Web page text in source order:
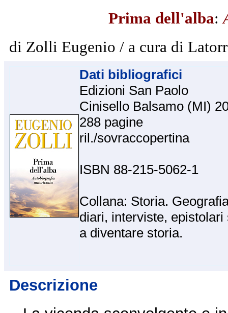
Prima dell'alba:
di Zolli Eugenio / a cura di
Dati bibliografici
Edizioni San Paolo
Cinisello Balsamo (MI)
288 pagine
ril./sovraccopertina
ISBN 88-215-5062-1
Collana: Storia.
diari, interviste,
a diventare storia.
Descrizione